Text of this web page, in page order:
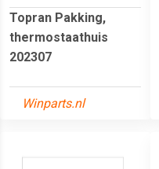
Topran Pakking,
thermostaathuis
202307
Winparts.nl